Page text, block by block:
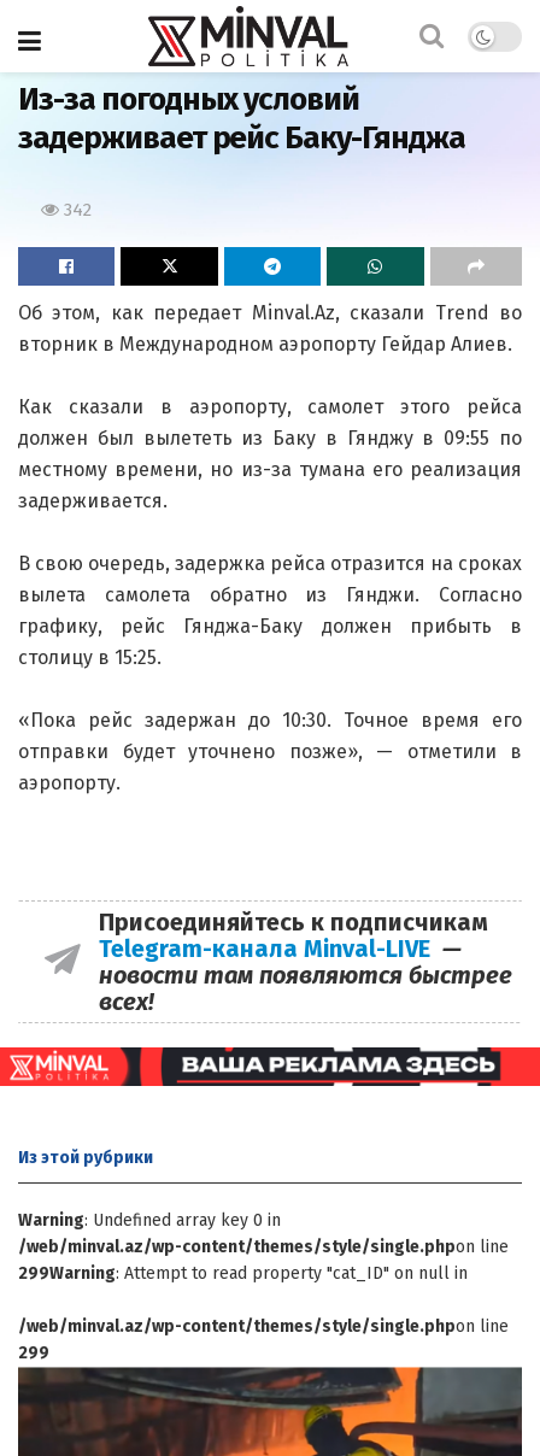
Главная
Из-за погодных условий
задерживает рейс Баку-Гянджа
342
Об этом, как передает Minval.Az, сказали Trend во
вторник в Международном аэропорту Гейдар Алиев.
Как сказали в аэропорту, самолет этого рейса
должен был вылететь из Баку в Гянджу в 09:55 по
местному времени, но из-за тумана его реализация
задерживается.
В свою очередь, задержка рейса отразится на сроках
вылета самолета обратно из Гянджи. Согласно
графику, рейс Гянджа-Баку должен прибыть в
столицу в 15:25.
«Пока рейс задержан до 10:30. Точное время его
отправки будет уточнено позже», — отметили в
аэропорту.
Присоединяйтесь к подписчикам
Telegram-канала Minval-LIVE —
новости там появляются быстрее
всех!
Из этой рубрики
Warning: Undefined array key 0 in
/web/minval.az/wp-content/themes/style/single.phpon line
299Warning: Attempt to read property "cat_ID" on null in
/web/minval.az/wp-content/themes/style/single.phpon line
299